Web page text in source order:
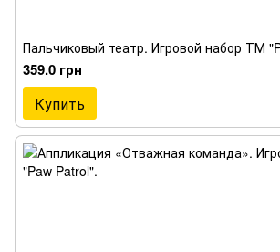
Пальчиковый театр. Игровой набор ТМ
359.0 грн
Купить